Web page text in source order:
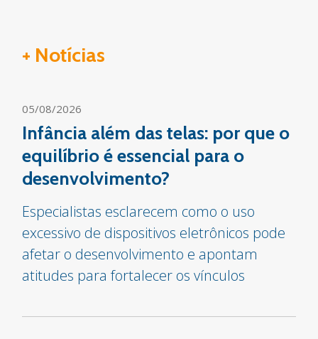
+ Notícias
05/08/2026
Infância além das telas: por que o
equilíbrio é essencial para o
desenvolvimento?
Especialistas esclarecem como o uso
excessivo de dispositivos eletrônicos pode
afetar o desenvolvimento e apontam
atitudes para fortalecer os vínculos